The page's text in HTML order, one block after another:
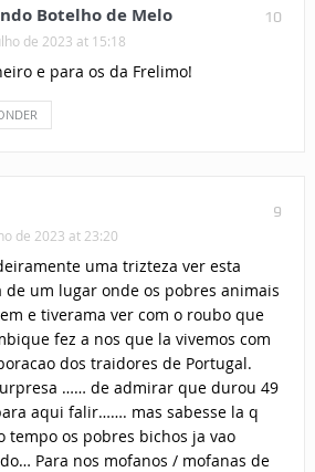
10
Botelho de Melo
de 2023 at 15:18
e para os da Frelimo!
9
de 2023 at 23:20
uma trizteza ver esta
de um lugar onde os pobres animais
e tiverama ver com o roubo que
fez a nos que la vivemos com
dos traidores de Portugal.
…… de admirar que durou 49
aqui falir……. mas sabesse la q
tempo os pobres bichos ja vao
Para nos mofanos / mofanas de